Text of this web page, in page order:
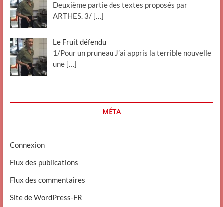
Deuxième partie des textes proposés par
ARTHES. 3/ […]
Le Fruit défendu
1/Pour un pruneau J’ai appris la terrible nouvelle
une […]
MÉTA
Connexion
Flux des publications
Flux des commentaires
Site de WordPress-FR